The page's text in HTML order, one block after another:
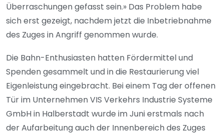
Überraschungen gefasst sein.» Das Problem habe
sich erst gezeigt, nachdem jetzt die Inbetriebnahme
des Zuges in Angriff genommen wurde.
Die Bahn-Enthusiasten hatten Fördermittel und
Spenden gesammelt und in die Restaurierung viel
Eigenleistung eingebracht. Bei einem Tag der offenen
Tür im Unternehmen VIS Verkehrs Industrie Systeme
GmbH in Halberstadt wurde im Juni erstmals nach
der Aufarbeitung auch der Innenbereich des Zuges